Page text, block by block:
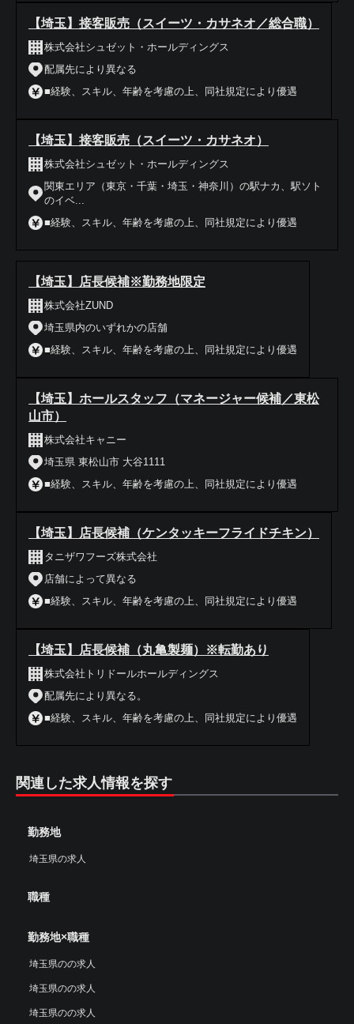
【埼玉】接客販売（スイーツ・カサネオ／総合職）
株式会社シュゼット・ホールディングス
配属先により異なる
■経験、スキル、年齢を考慮の上、同社規定により優遇
【埼玉】接客販売（スイーツ・カサネオ）
株式会社シュゼット・ホールディングス
関東エリア（東京・千葉・埼玉・神奈川）の駅ナカ、駅ソト
のイベ...
■経験、スキル、年齢を考慮の上、同社規定により優遇
【埼玉】店長候補※勤務地限定
株式会社ZUND
埼玉県内のいずれかの店舗
■経験、スキル、年齢を考慮の上、同社規定により優遇
【埼玉】ホールスタッフ（マネージャー候補／東松
山市）
株式会社キャニー
埼玉県 東松山市 大谷1111
■経験、スキル、年齢を考慮の上、同社規定により優遇
【埼玉】店長候補（ケンタッキーフライドチキン）
タニザワフーズ株式会社
店舗によって異なる
■経験、スキル、年齢を考慮の上、同社規定により優遇
【埼玉】店長候補（丸亀製麺）※転勤あり
株式会社トリドールホールディングス
配属先により異なる。
■経験、スキル、年齢を考慮の上、同社規定により優遇
関連した求人情報を探す
勤務地
埼玉県の求人
職種
勤務地×職種
埼玉県のの求人
埼玉県のの求人
埼玉県のの求人